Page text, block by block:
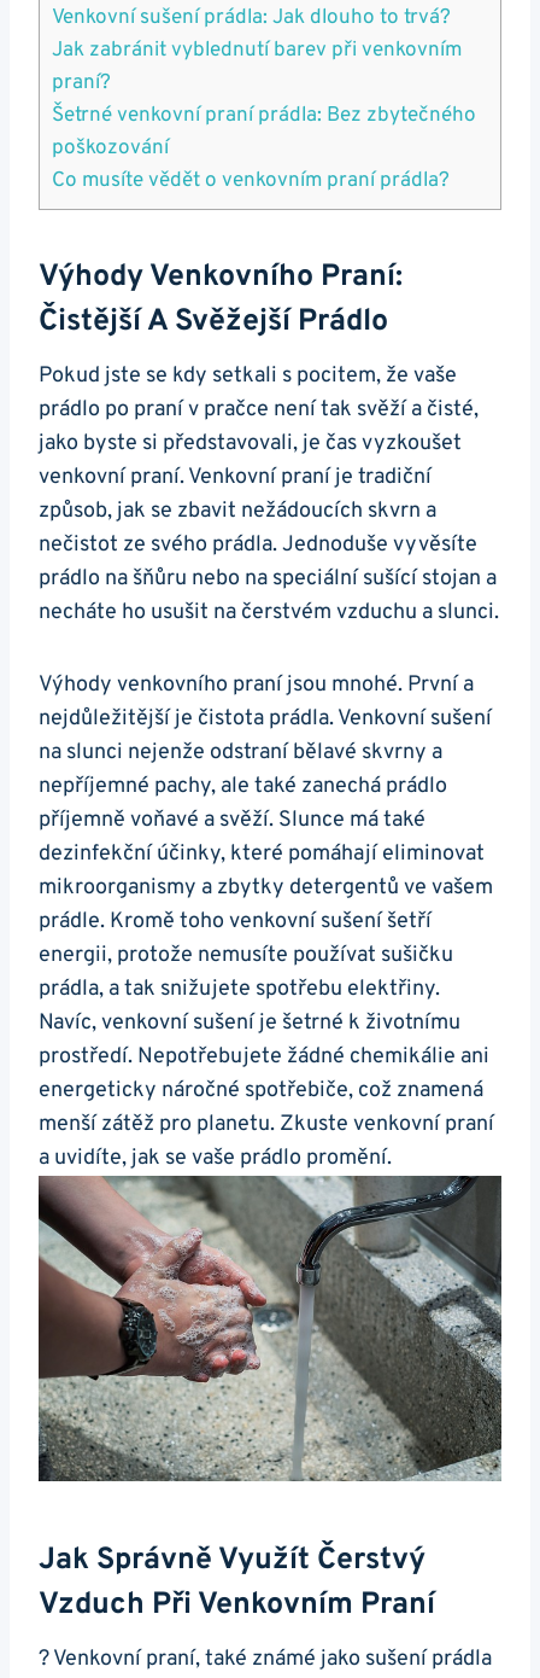
Venkovní sušení prádla: ⁣Jak dlouho to⁣ trvá?
Jak zabránit vyblednutí barev při venkovním
praní?
Šetrné⁣ venkovní ‍praní prádla: Bez zbytečného
poškozování
Co ​musíte vědět o ⁢venkovním praní prádla?
Výhody Venkovního Praní:
Čistější A ⁣svěžejší Prádlo
Pokud​ jste se kdy setkali⁣ s pocitem, že vaše
prádlo po praní v pračce není tak svěží a čisté,
jako byste si představovali, je čas vyzkoušet
‍venkovní praní. Venkovní praní je tradiční
způsob, jak se zbavit nežádoucích skvrn a
nečistot ze svého prádla.‍ Jednoduše vyvěsíte
prádlo na šňůru nebo na speciální sušící stojan a
necháte ho usušit na čerstvém vzduchu a slunci.
Výhody venkovního ⁤praní⁢ jsou mnohé. ⁣První ‌a‌
nejdůležitější je čistota prádla. Venkovní sušení
na slunci nejenže odstraní bělavé skvrny a
nepříjemné pachy, ale také ⁢zanechá prádlo
příjemně voňavé a svěží. Slunce má také
dezinfekční účinky,‌ které pomáhají eliminovat
mikroorganismy a zbytky detergentů ve vašem
prádle. Kromě toho venkovní⁤ sušení šetří
energii, protože nemusíte používat sušičku ​
prádla, a tak ⁢snižujete spotřebu elektřiny.
Navíc, venkovní sušení je šetrné ‍k⁣ životnímu
prostředí. Nepotřebujete žádné chemikálie ani
energeticky náročné spotřebiče, což znamená
menší zátěž⁣ pro planetu. ‌Zkuste ‌venkovní praní
a uvidíte, jak ⁣se vaše prádlo promění.
Jak Správně Využít Čerstvý
Vzduch Při Venkovním Praní
? Venkovní praní, také⁢ známé jako sušení prádla